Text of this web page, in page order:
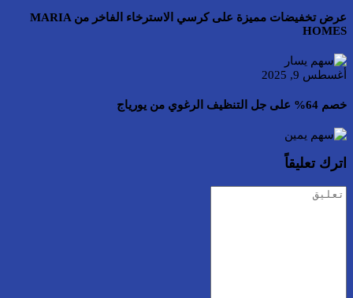
عرض تخفيضات مميزة على كرسي الاسترخاء الفاخر من MARIA
HOMES
أغسطس 9, 2025
خصم 64% على جل التنظيف الرغوي من يورياج
اترك تعليقاً